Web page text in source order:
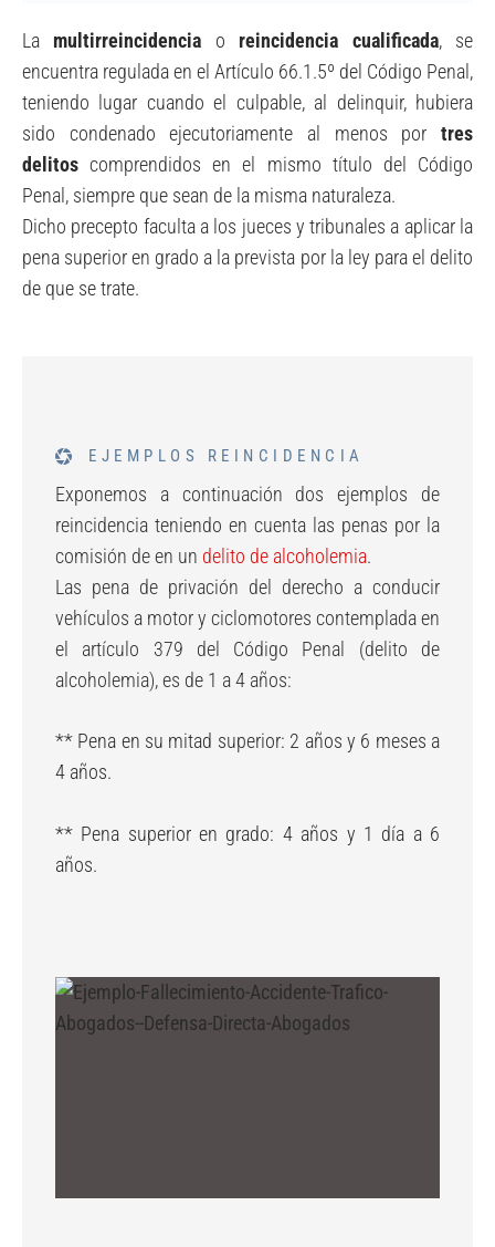
La multirreincidencia o reincidencia cualificada, se
encuentra regulada en el Artículo 66.1.5º del Código Penal,
teniendo lugar cuando el culpable, al delinquir, hubiera
sido condenado ejecutoriamente al menos por tres
delitos comprendidos en el mismo título del Código
Penal, siempre que sean de la misma naturaleza.
Dicho precepto faculta a los jueces y tribunales a aplicar la
pena superior en grado a la prevista por la ley para el delito
de que se trate.
EJEMPLOS REINCIDENCIA
Exponemos a continuación dos ejemplos de
reincidencia teniendo en cuenta las penas por la
comisión de en un delito de alcoholemia.
Las pena de privación del derecho a conducir
vehículos a motor y ciclomotores contemplada en
el artículo 379 del Código Penal (delito de
alcoholemia), es de 1 a 4 años:
** Pena en su mitad superior: 2 años y 6 meses a
4 años.
** Pena superior en grado: 4 años y 1 día a 6
años.